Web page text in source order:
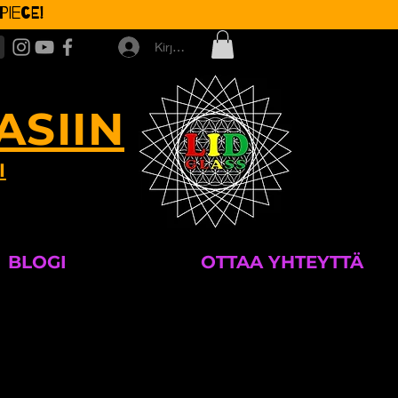
Kirjaudu
BLOGI OTTAA YHTEYTTÄ